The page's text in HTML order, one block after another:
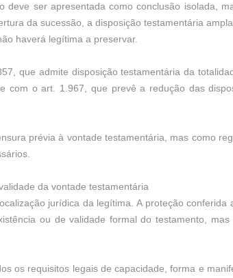
ser apresentada como conclusão isolada,
da sucessão, a disposição testamentária
haverá legítima a preservar.
que admite disposição testamentária da
com o art. 1.967, que prevê a redução das
prévia à vontade testamentária, mas como
da vontade testamentária
jurídica da legítima. A proteção
ou de validade formal do testamento,
os requisitos legais de capacidade, forma e